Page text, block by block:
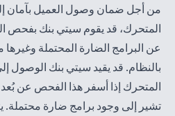
من أجل ضمان وصول العميل بآمان
المتحرك، قد يقوم سيتي بنك بفحص
عن البرامج الضارة المحتملة وغيرها
بالنظام. قد يقيد سيتي بنك الوصول
المتحرك إذا أسفر هذا الفحص عن
تشير إلى وجود برامج ضارة محتملة.